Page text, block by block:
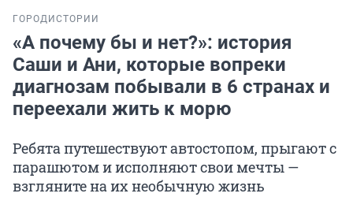
ГОРОД ИСТОРИИ
«А почему бы и нет?»: история
Саши и Ани, которые вопреки
диагнозам побывали в 6 странах и
переехали жить к морю
Ребята путешествуют автостопом, прыгают с
парашютом и исполняют свои мечты —
взгляните на их необычную жизнь